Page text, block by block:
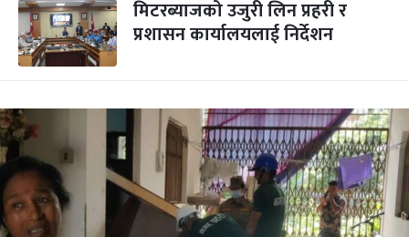
मिटरब्याजको उजुरी लिन प्रहरी र
प्रशासन कार्यालयलाई निर्देशन